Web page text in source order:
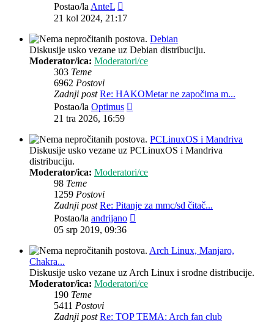
Postao/laAnteL
post
21 kol 2024, 21:17
Debian
Diskusije usko vezane uz Debian distribuciju.
Moderator/ica: Moderatori/ce
303 Teme
6962 Postovi
Zadnji post Re: HAKOMetar ne započima m...
Postao/la Optimus
21 tra 2026, 16:59
PCLinuxOS i Mandriva
Diskusije usko vezane uz PCLinuxOS i Mandriva
distribuciju.
Moderator/ica: Moderatori/ce
98 Teme
1259 Postovi
Zadnji post Re: Pitanje za mmc/sd čitač...
Postao/la andrijano
05 srp 2019, 09:36
Arch Linux, Manjaro,
Chakra...
Diskusije usko vezane uz Arch Linux i srodne distribucije.
Moderator/ica: Moderatori/ce
190 Teme
5411 Postovi
Zadnji post Re: TOP TEMA: Arch fan club